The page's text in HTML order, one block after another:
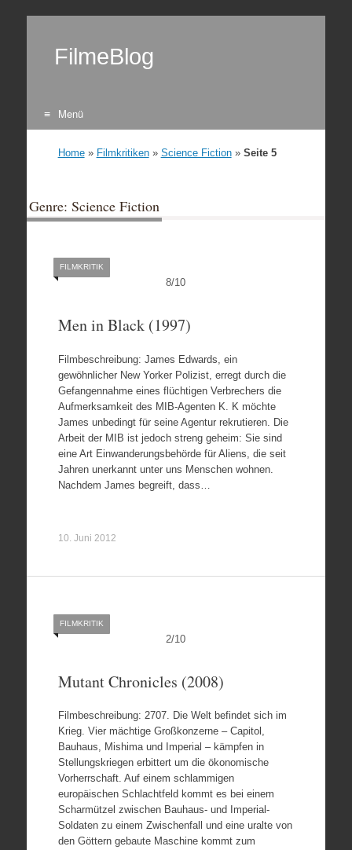
FilmeBlog
Menü
Home» Filmkritiken» Science Fiction» Seite 5
Genre: Science Fiction
8/10
FILMKRITIK
Men in Black (1997)
Filmbeschreibung: James Edwards, ein
gewöhnlicher New Yorker Polizist, erregt durch die
Gefangennahme eines flüchtigen Verbrechers die
Aufmerksamkeit des MIB-Agenten K. K möchte
James unbedingt für seine Agentur rekrutieren. Die
Arbeit der MIB ist jedoch streng geheim: Sie sind
eine Art Einwanderungsbehörde für Aliens, die seit
Jahren unerkannt unter uns Menschen wohnen.
Nachdem James begreift, dass…
10. Juni 2012
2/10
FILMKRITIK
Mutant Chronicles (2008)
Filmbeschreibung: 2707. Die Welt befindet sich im
Krieg. Vier mächtige Großkonzerne – Capitol,
Bauhaus, Mishima und Imperial – kämpfen in
Stellungskriegen erbittert um die ökonomische
Vorherrschaft. Auf einem schlammigen
europäischen Schlachtfeld kommt es bei einem
Scharmützel zwischen Bauhaus- und Imperial-
Soldaten zu einem Zwischenfall und eine uralte von
den Göttern gebaute Maschine kommt zum